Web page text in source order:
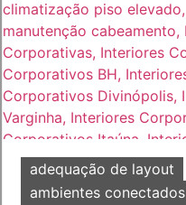
adequação de layout
ambientes conectados